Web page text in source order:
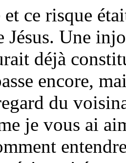
ce risque
Jésus. Une
déjà
encore,
du
vous ai